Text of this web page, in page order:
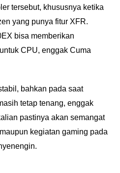
tersebut, khususnya ketika
yang punya fitur XFR.
bisa memberikan
CPU, enggak Cuma
bahkan pada saat
tetap tenang, enggak
pastinya akan semangat
kegiatan gaming pada